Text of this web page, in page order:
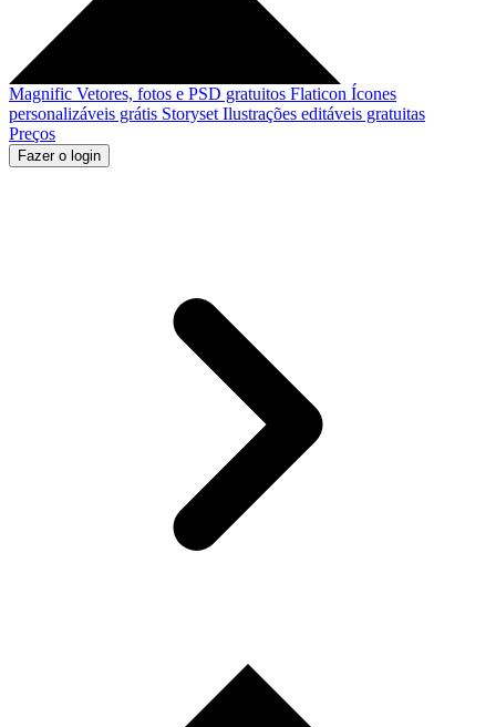
Magnific Vetores, fotos e PSD gratuitos Flaticon Ícones
personalizáveis grátis Storyset Ilustrações editáveis gratuitas
Preços
Fazer o login